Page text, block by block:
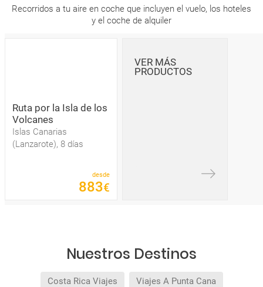
Recorridos a tu aire en coche que incluyen el vuelo, los hoteles
y el coche de alquiler
Ruta por la Isla de los
Volcanes
Islas Canarias
(Lanzarote), 8 días
desde
883€
VER MÁS
PRODUCTOS
Nuestros Destinos
Costa Rica Viajes Viajes A Punta Cana